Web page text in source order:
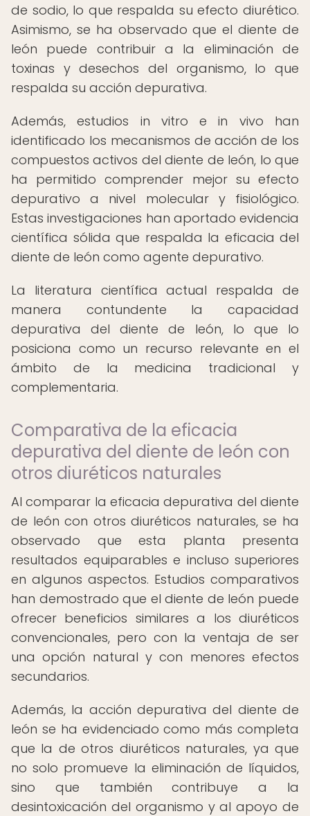
de sodio, lo que respalda su efecto diurético.
Asimismo, se ha observado que el diente de
león puede contribuir a la eliminación de
toxinas y desechos del organismo, lo que
respalda su acción depurativa.
Además, estudios in vitro e in vivo han
identificado los mecanismos de acción de los
compuestos activos del diente de león, lo que
ha permitido comprender mejor su efecto
depurativo a nivel molecular y fisiológico.
Estas investigaciones han aportado evidencia
científica sólida que respalda la eficacia del
diente de león como agente depurativo.
La literatura científica actual respalda de
manera contundente la capacidad
depurativa del diente de león, lo que lo
posiciona como un recurso relevante en el
ámbito de la medicina tradicional y
complementaria.
Comparativa de la eficacia
depurativa del diente de león con
otros diuréticos naturales
Al comparar la eficacia depurativa del diente
de león con otros diuréticos naturales, se ha
observado que esta planta presenta
resultados equiparables e incluso superiores
en algunos aspectos. Estudios comparativos
han demostrado que el diente de león puede
ofrecer beneficios similares a los diuréticos
convencionales, pero con la ventaja de ser
una opción natural y con menores efectos
secundarios.
Además, la acción depurativa del diente de
león se ha evidenciado como más completa
que la de otros diuréticos naturales, ya que
no solo promueve la eliminación de líquidos,
sino que también contribuye a la
desintoxicación del organismo y al apoyo de